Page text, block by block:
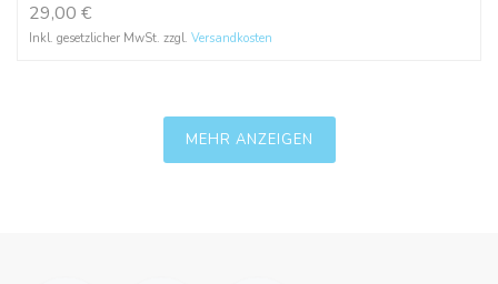
29,00 €
Inkl. gesetzlicher MwSt. zzgl. Versandkosten
MEHR ANZEIGEN